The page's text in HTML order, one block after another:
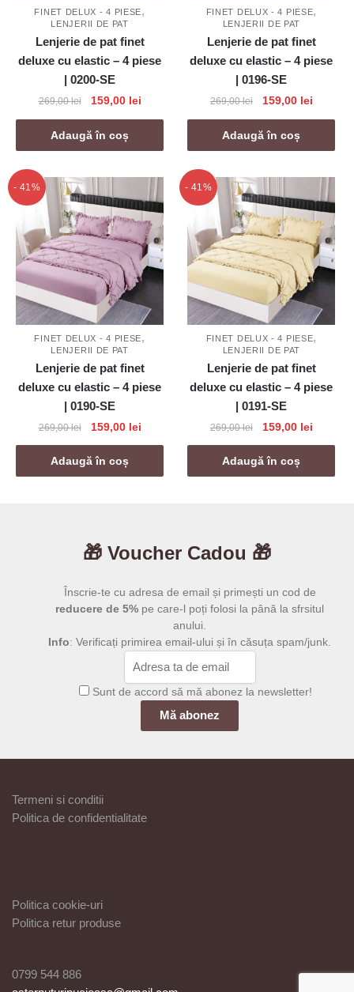
FINET DELUX - 4 PIESE,
LENJERII DE PAT
Lenjerie de pat finet
deluxe cu elastic – 4 piese
| 0200-SE
269,00lei
Prețul
inițial
a
fost:
159,00 leiPrețul
curent
159,00 lei.
Adaugă în coș
FINET DELUX - 4 PIESE,
LENJERII DE PAT
Lenjerie de pat finet
deluxe cu elastic – 4 piese
| 0196-SE
269,00lei
Prețul
inițial
a
fost:
159,00 leiPrețul
curent
159,00
Adaugă în coș
- 41%
FINET DELUX - 4 PIESE,
LENJERII DE PAT
Lenjerie de pat finet
deluxe cu elastic – 4 piese
| 0190-SE
269,00lei
Prețul
inițial
a
fost:
159,00 leiPrețul
curent
159,00 lei.
Adaugă în coș
- 41%
FINET DELUX - 4 PIESE,
LENJERII DE PAT
Lenjerie de pat finet
deluxe cu elastic – 4 piese
| 0191-SE
269,00lei
Prețul
inițial
a
fost:
159,00 leiPrețul
curent
159,00
Adaugă în coș
🎁 Voucher Cadou 🎁
Înscrie-te cu adresa de email și primești un cod de
reducere de 5% pe care-l poți folosi la până la sfrsitul
anului.
Info: Verificați primirea email-ului și în căsuța spam/junk.
Sunt de accord să mă abonez la newsletter!
Termeni si conditii
Politica de confidentialitate
Politica cookie-uri
Politica retur produse
0799 544 886